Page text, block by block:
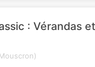
: Vérandas